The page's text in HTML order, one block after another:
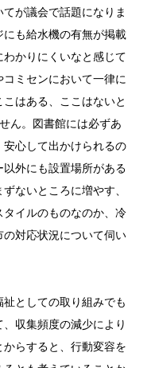
が議会で話題になりま
にも給水機の有無が掲載
かりにくいなと感じて
ミセンにおいて一律に
はある、ここはないと
ん。図書館には必ずあ
安心して出かけられるの
外にも設置場所がある
ないところに増やす、
タイルのものなのか、冷
対応状況について伺い
としての取り組みでも
収集頻度の減少により
らすると、行動変容を